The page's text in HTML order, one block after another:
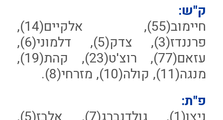
ק"ש:
חיימוב(55), אלקיים(14),
פרננדז(3), צדק(5), דלמוני(6),
עזאם(77), רוצ'ט(23), קהת(19),
מנגה(11), קולה(10), מזרחי(8).
פ"ת: